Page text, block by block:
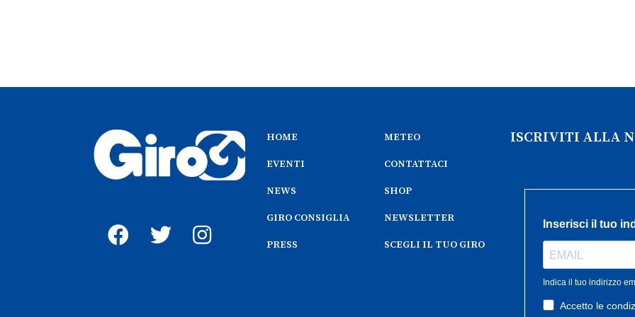
HOME
EVENTI
NEWS
GIRO CONSIGLIA
PRESS
METEO
CONTATTACI
SHOP
NEWSLETTER
SCEGLI IL TUO GIRO
ISCRIVITI ALLA